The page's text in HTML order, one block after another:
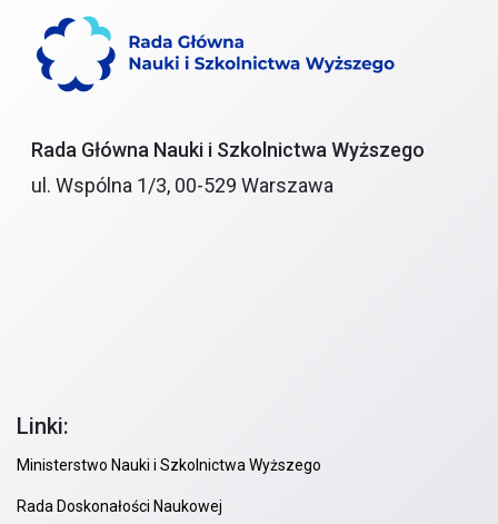
Rada Główna Nauki i Szkolnictwa Wyższego
ul. Wspólna 1/3, 00-529 Warszawa
Linki:
Ministerstwo Nauki i Szkolnictwa Wyższego
Rada Doskonałości Naukowej